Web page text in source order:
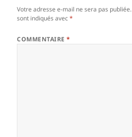
Votre adresse e-mail ne sera pas publiée.
sont indiqués avec*
COMMENTAIRE*